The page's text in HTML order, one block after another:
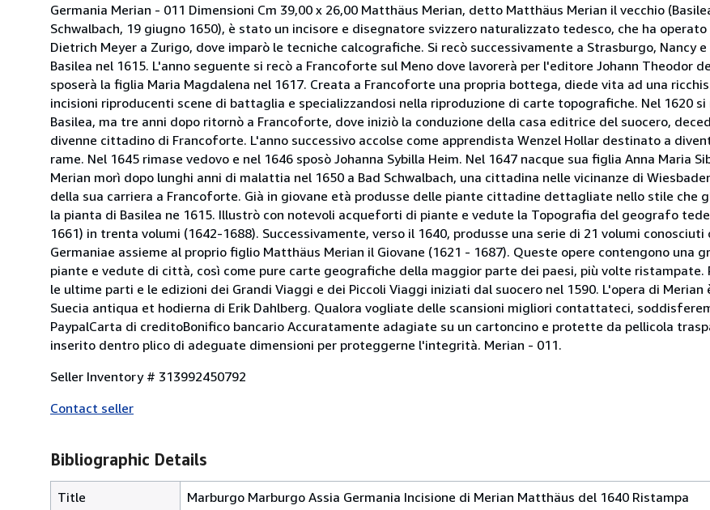
Germania Merian - 011 Dimensioni Cm 39,00 x 26,00 Matthäus Merian, detto Matthäus Merian il vecchio
Schwalbach, 19 giugno 1650), è stato un incisore e disegnatore svizzero naturalizzato tedesco, che ha operato
Dietrich Meyer a Zurigo, dove imparò le tecniche calcografiche. Si recò successivamente a Strasburgo, Nancy
Basilea nel 1615. L'anno seguente si recò a Francoforte sul Meno dove lavorerà per l'editore Johann Theodor
sposerà la figlia Maria Magdalena nel 1617. Creata a Francoforte una propria bottega, diede vita ad una
incisioni riproducenti scene di battaglia e specializzandosi nella riproduzione di carte topografiche. Nel 1620 si
Basilea, ma tre anni dopo ritornò a Francoforte, dove iniziò la conduzione della casa editrice del suocero,
divenne cittadino di Francoforte. L'anno successivo accolse come apprendista Wenzel Hollar destinato a
rame. Nel 1645 rimase vedovo e nel 1646 sposò Johanna Sybilla Heim. Nel 1647 nacque sua figlia Anna Maria
Merian morì dopo lunghi anni di malattia nel 1650 a Bad Schwalbach, una cittadina nelle vicinanze di
della sua carriera a Francoforte. Già in giovane età produsse delle piante cittadine dettagliate nello stile che
la pianta di Basilea ne 1615. Illustrò con notevoli acqueforti di piante e vedute la Topografia del geografo
1661) in trenta volumi (1642-1688). Successivamente, verso il 1640, produsse una serie di 21 volumi conosciuti
Germaniae assieme al proprio figlio Matthäus Merian il Giovane (1621 - 1687). Queste opere contengono una
piante e vedute di città, così come pure carte geografiche della maggior parte dei paesi, più volte ristampate.
le ultime parti e le edizioni dei Grandi Viaggi e dei Piccoli Viaggi iniziati dal suocero nel 1590. L'opera di
Suecia antiqua et hodierna di Erik Dahlberg. Qualora vogliate delle scansioni migliori contattateci,
PaypalCarta di creditoBonifico bancario Accuratamente adagiate su un cartoncino e protette da pellicola
inserito dentro plico di adeguate dimensioni per proteggerne l'integrità. Merian - 011.
Seller Inventory # 313992450792
Contact seller
Bibliographic Details
Title
Marburgo Marburgo Assia Germania Incisione di Merian Matthäus del 1640 Ristampa